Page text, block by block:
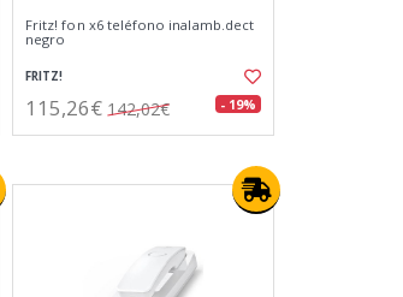
Fritz! fon x6 teléfono inalamb.dect
negro
FRITZ!
115,26€ 142,02€ - 19%